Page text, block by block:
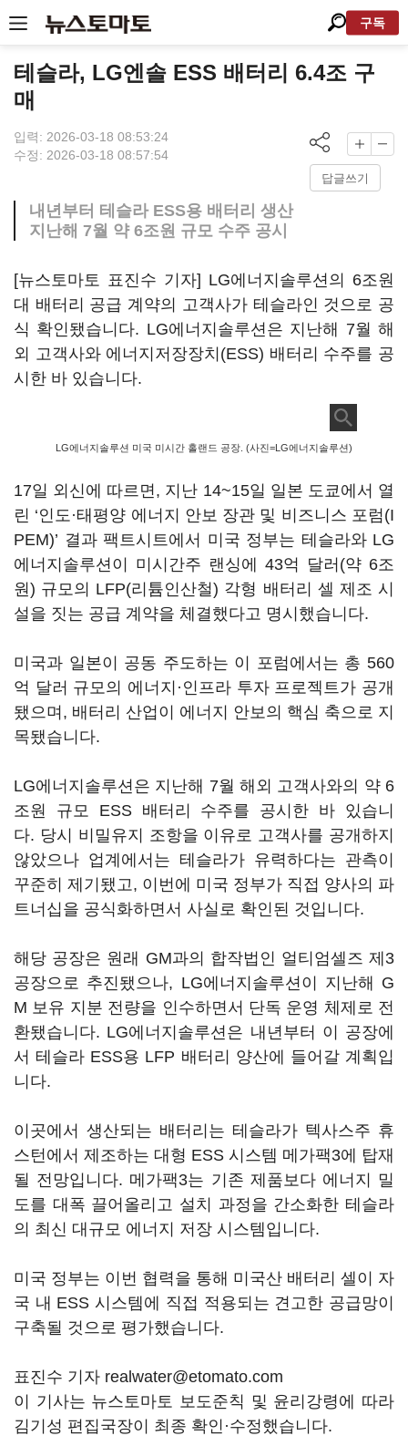
구독
테슬라, LG엔솔 ESS 배터리 6.4조 구
매
입력: 2026-03-18 08:53:24
수정: 2026-03-18 08:57:54
답글쓰기
내년부터 테슬라 ESS용 배터리 생산
지난해 7월 약 6조원 규모 수주 공시
[뉴스토마토 표진수 기자] LG에너지솔루션의 6조원
대 배터리 공급 계약의 고객사가 테슬라인 것으로 공
식 확인됐습니다. LG에너지솔루션은 지난해 7월 해
외 고객사와 에너지저장장치(ESS) 배터리 수주를 공
시한 바 있습니다.
LG에너지솔루션 미국 미시간 홀랜드 공장. (사진=LG에너지솔루션)
17일 외신에 따르면, 지난 14~15일 일본 도쿄에서 열
린 ‘인도·태평양 에너지 안보 장관 및 비즈니스 포럼(I
PEM)’ 결과 팩트시트에서 미국 정부는 테슬라와 LG
에너지솔루션이 미시간주 랜싱에 43억 달러(약 6조
원) 규모의 LFP(리튬인산철) 각형 배터리 셀 제조 시
설을 짓는 공급 계약을 체결했다고 명시했습니다.
미국과 일본이 공동 주도하는 이 포럼에서는 총 560
억 달러 규모의 에너지·인프라 투자 프로젝트가 공개
됐으며, 배터리 산업이 에너지 안보의 핵심 축으로 지
목됐습니다.
LG에너지솔루션은 지난해 7월 해외 고객사와의 약 6
조원 규모 ESS 배터리 수주를 공시한 바 있습니
다. 당시 비밀유지 조항을 이유로 고객사를 공개하지
않았으나 업계에서는 테슬라가 유력하다는 관측이
꾸준히 제기됐고, 이번에 미국 정부가 직접 양사의 파
트너십을 공식화하면서 사실로 확인된 것입니다.
해당 공장은 원래 GM과의 합작법인 얼티엄셀즈 제3
공장으로 추진됐으나, LG에너지솔루션이 지난해 G
M 보유 지분 전량을 인수하면서 단독 운영 체제로 전
환됐습니다. LG에너지솔루션은 내년부터 이 공장에
서 테슬라 ESS용 LFP 배터리 양산에 들어갈 계획입
니다.
이곳에서 생산되는 배터리는 테슬라가 텍사스주 휴
스턴에서 제조하는 대형 ESS 시스템 메가팩3에 탑재
될 전망입니다. 메가팩3는 기존 제품보다 에너지 밀
도를 대폭 끌어올리고 설치 과정을 간소화한 테슬라
의 최신 대규모 에너지 저장 시스템입니다.
미국 정부는 이번 협력을 통해 미국산 배터리 셀이 자
국 내 ESS 시스템에 직접 적용되는 견고한 공급망이
구축될 것으로 평가했습니다.
표진수 기자 realwater@etomato.com
이 기사는 뉴스토마토 보도준칙 및 윤리강령에 따라
김기성 편집국장이 최종 확인·수정했습니다.